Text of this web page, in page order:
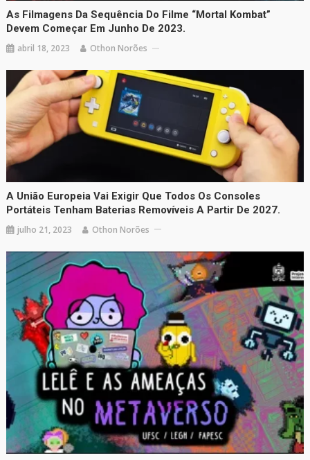
As Filmagens Da Sequência Do Filme “Mortal Kombat”
Devem Começar Em Junho De 2023.
abril 18, 2023 Othon Norões
A União Europeia Vai Exigir Que Todos Os Consoles
Portáteis Tenham Baterias Removíveis A Partir De 2027.
julho 21, 2023 Othon Norões